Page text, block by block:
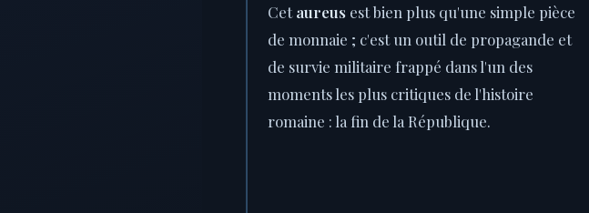
Cetaureus est bien plus qu'une simple pièce
de monnaie ; c'est un outil de propagande et
de survie militaire frappé dans l'un des
moments les plus critiques de l'histoire
romaine : la fin de la République.